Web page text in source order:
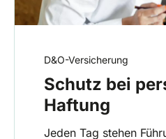
D&O-Versicherung
Schutz bei
Haftung
Jeden Tag stehen